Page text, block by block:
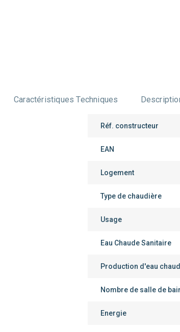
Caractéristiques Techniques
Réf. constructeur
EAN
Logement
Type de chaudière
Usage
Eau Chaude Sanitaire
Production d'eau
Nombre de salle de
Energie